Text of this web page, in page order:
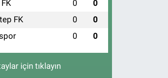
0 0
FK 0 0
0 0
için tıklayın